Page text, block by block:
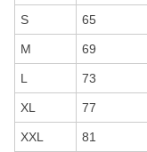
S 65
M 69
L 73
XL 77
XXL 81